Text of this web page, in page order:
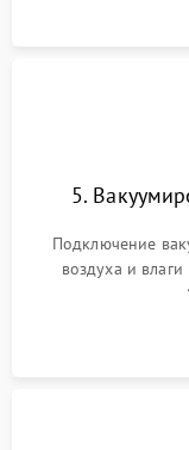
5.
Подключение
воздуха и
дозированным
электронным